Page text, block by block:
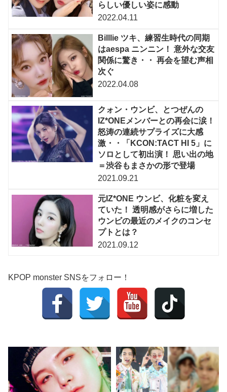
らしい優しい姿に感動
2022.04.11
Billlie ツキ、練習生時代の同期
はaespa ニンニン！ 意外な交友
関係に驚き・・ 再会を望む声相
次ぐ
2022.04.08
クォン・ウンビ、とつぜんの
IZ*ONEメンバーとの再会に涙！
怒涛の連続サプライズに大感
激・・「KCON:TACT HI 5」に
ソロとして初出演！ 思い出の地
＝渋谷もまさかの形で登場
2021.09.21
元IZ*ONE ウンビ、化粧を変え
ていた！ 透明感がさらに増した
ウンビの最近のメイクのコンセ
プトとは？
2021.09.12
KPOP monster SNSをフォロー！